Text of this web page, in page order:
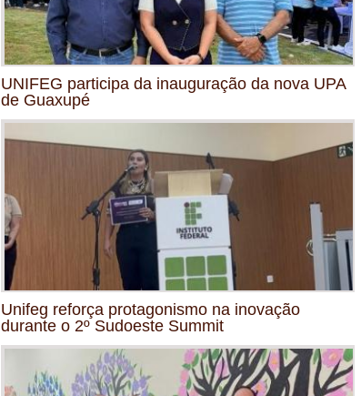
UNIFEG participa da inauguração da nova UPA
de Guaxupé
Unifeg reforça protagonismo na inovação
durante o 2º Sudoeste Summit